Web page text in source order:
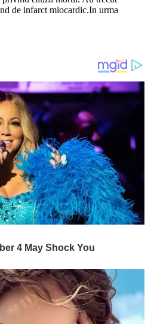
de infarct miocardic.In urma